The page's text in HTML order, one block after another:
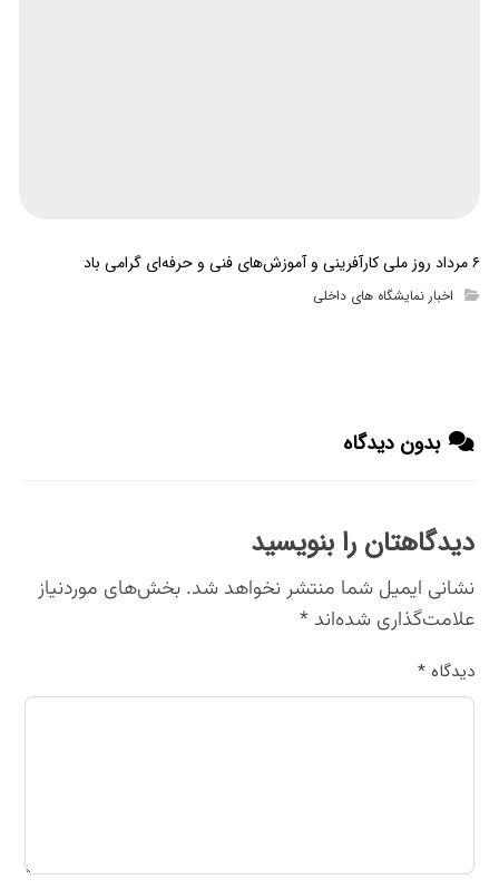
۶ مرداد روز ملی کارآفرینی و آموزش‌های فنی و حرفه‌ای گرامی باد
اخبار نمایشگاه های داخلی
بدون دیدگاه
دیدگاهتان را بنویسید
نشانی ایمیل شما منتشر نخواهد شد. بخش‌های موردنیاز
علامت‌گذاری شده‌اند*
دیدگاه*